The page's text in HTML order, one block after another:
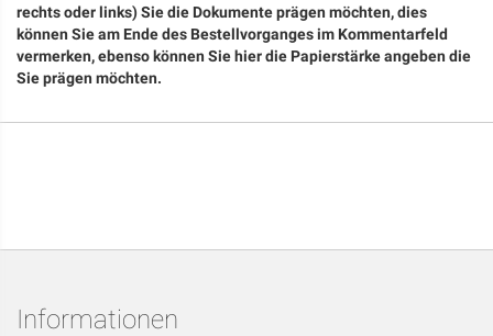
rechts oder links) Sie die Dokumente prägen möchten, dies
können Sie am Ende des Bestellvorganges im Kommentarfeld
vermerken, ebenso können Sie hier die Papierstärke angeben die
Sie prägen möchten.
Informationen